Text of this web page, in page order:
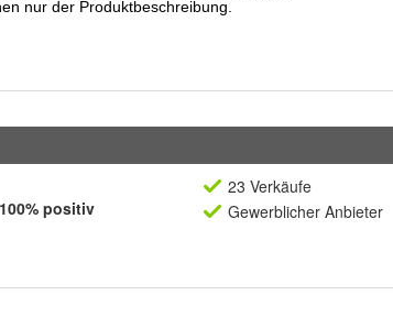
100% positiv
23 Verkäufe
Gewerblicher Anbieter